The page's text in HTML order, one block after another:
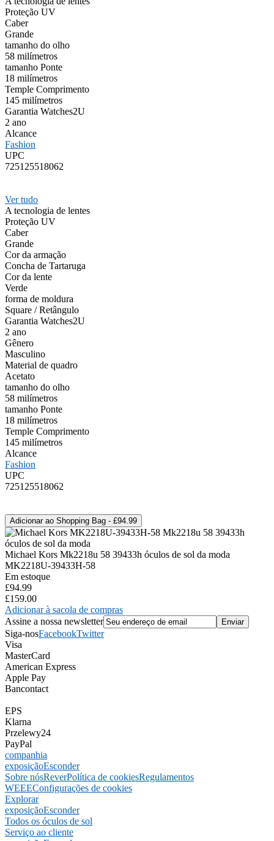
Proteção UV
Caber
Grande
tamanho do olho
58 milímetros
tamanho Ponte
18 milímetros
Temple Comprimento
145 milímetros
Garantia Watches2U
2 ano
Alcance
Fashion
UPC
725125518062
Ver tudo
A tecnologia de lentes
Proteção UV
Caber
Grande
Cor da armação
Concha de Tartaruga
Cor da lente
Verde
forma de moldura
Square / Retângulo
Garantia Watches2U
2 ano
Gênero
Masculino
Material de quadro
Acetato
tamanho do olho
58 milímetros
tamanho Ponte
18 milímetros
Temple Comprimento
145 milímetros
Alcance
Fashion
UPC
725125518062
Michael Kors Mk2218u 58 39433h óculos de sol da moda
MK2218U-39433H-58
Em estoque
£94.99
£159.00
Adicionar à sacola de compras
Assine a nossa newsletter
Siga-nosFacebookTwitter
Visa
MasterCard
American Express
Apple Pay
Bancontact
EPS
Klarna
Przelewy24
PayPal
companhia
exposiçãoEsconder
Sobre nósReverPolítica de cookiesRegulamentos
WEEEConfigurações de cookies
Explorar
exposiçãoEsconder
Todos os óculos de sol
Serviço ao cliente